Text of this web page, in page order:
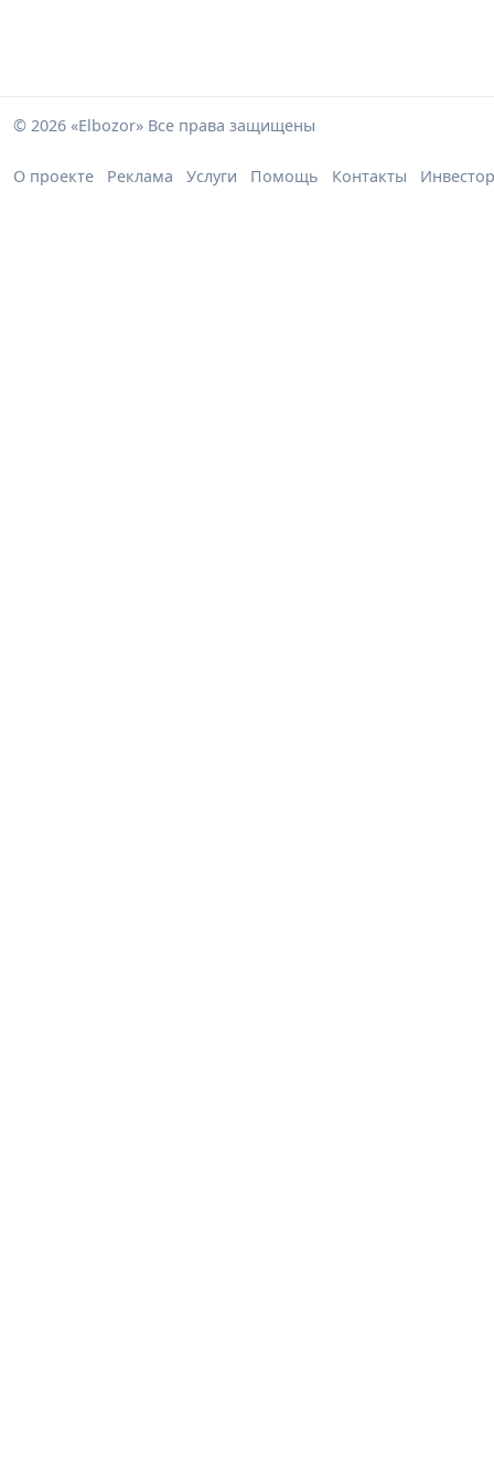
© 2026 «Elbozor» Все права защищены
О проекте Реклама Услуги Помощь Контакты